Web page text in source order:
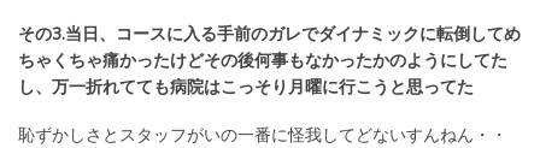
その3.当日、コースに入る手前のガレでダイナミックに転倒してめ
ちゃくちゃ痛かったけどその後何事もなかったかのようにしてた
し、万一折れてても病院はこっそり月曜に行こうと思ってた
恥ずかしさとスタッフがいの一番に怪我してどないすんねん・・